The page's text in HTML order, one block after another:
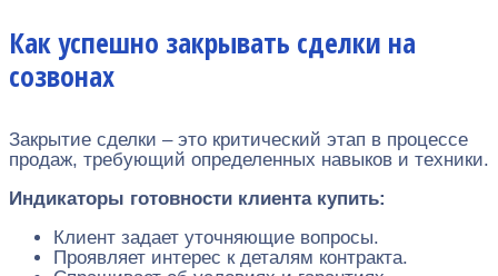
Как успешно закрывать сделки на
созвонах
Закрытие сделки – это критический этап в процессе
продаж, требующий определенных навыков и техники.
Индикаторы готовности клиента купить:
Клиент задает уточняющие вопросы.
Проявляет интерес к деталям контракта.